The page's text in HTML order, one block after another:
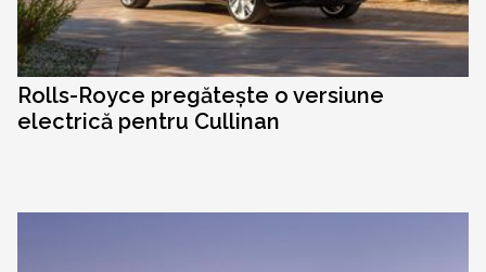
Rolls-Royce pregătește o versiune
electrică pentru Cullinan